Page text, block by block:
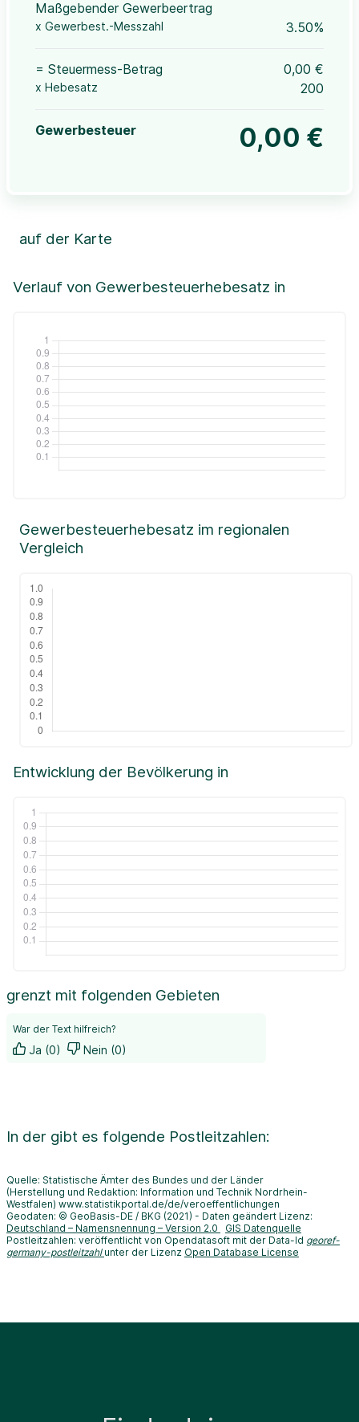
Maßgebender Gewerbeertrag
x Gewerbest.-Messzahl 3.50%
= Steuermess-Betrag 0,00 €
x Hebesatz 200
Gewerbesteuer 0,00 €
Verlauf von Gewerbesteuerhebesatz in
auf der Karte
+
Leaflet|©OpenStreetMap, ©CartoDB,
Entwicklung der Bevölkerung in
Gewerbesteuerhebesatz im regionalen
Vergleich
grenzt mit folgenden Gebieten
War der Text hilfreich?
Ja (0) Nein (0)
In der gibt es folgende Postleitzahlen:
Quelle: Statistische Ämter des Bundes und der Länder
(Herstellung und Redaktion: Information und Technik Nordrhein-
Westfalen) www.statistikportal.de/de/veroeffentlichungen
Geodaten: © GeoBasis-DE / BKG (2021) - Daten geändert Lizenz:
Deutschland – Namensnennung – Version 2.0
GIS Datenquelle
Postleitzahlen: veröffentlicht von Opendatasoft mit der Data-Id georef-
germany-postleitzahl unter der Lizenz Open Database License